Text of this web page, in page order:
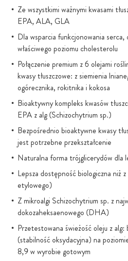
Ze wszystkimi ważnymi kwasami
EPA, ALA, GLA
Dla wsparcia funkcjonowania serca,
właściwego poziomu cholesterolu
Połączenie premium z 6 olejami
kwasy tłuszczowe: z siemienia
ogórecznika, rokitnika i kokosa
Bioaktywny kompleks kwasów
EPA z alg (Schizochytrium sp.)
Bezpośrednio bioaktywne kwasy
jest potrzebne przekształcenie
Naturalna forma trójglicerydów dla
Lepsza dostępność biologiczna niż
etylowego)
Z mikroalgi Schizochytrium sp. z
dokozaheksaenowego (DHA)
Przetestowana świeżość oleju z
(stabilność oksydacyjna) na
8,9 w wyrobie gotowym